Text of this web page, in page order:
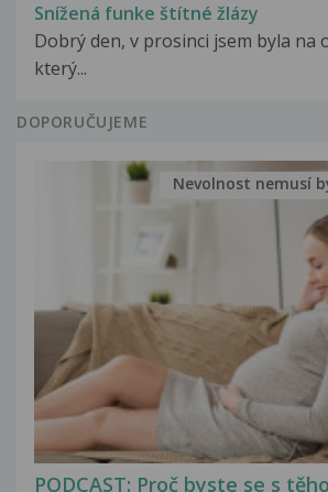
Snížená funke štítné žlázy
Dobrý den, v prosinci jsem byla na
který...
DOPORUČUJEME
PODCAST: Proč byste se s
Nevolnost nemusí